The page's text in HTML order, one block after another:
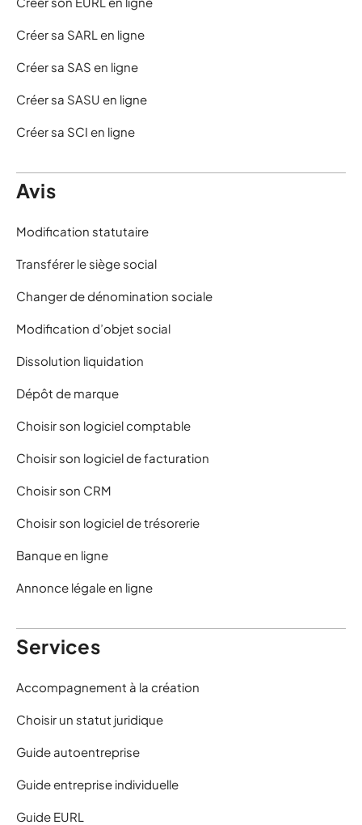
Créer sa SARL en ligne
Créer sa SAS en ligne
Créer sa SASU en ligne
Créer sa SCI en ligne
Avis
Modification statutaire
Transférer le siège social
Changer de dénomination sociale
Modification d’objet social
Dissolution liquidation
Dépôt de marque
Choisir son logiciel comptable
Choisir son logiciel de facturation
Choisir son CRM
Choisir son logiciel de trésorerie
Banque en ligne
Annonce légale en ligne
Services
Accompagnement à la création
Choisir un statut juridique
Guide autoentreprise
Guide entreprise individuelle
Guide EURL